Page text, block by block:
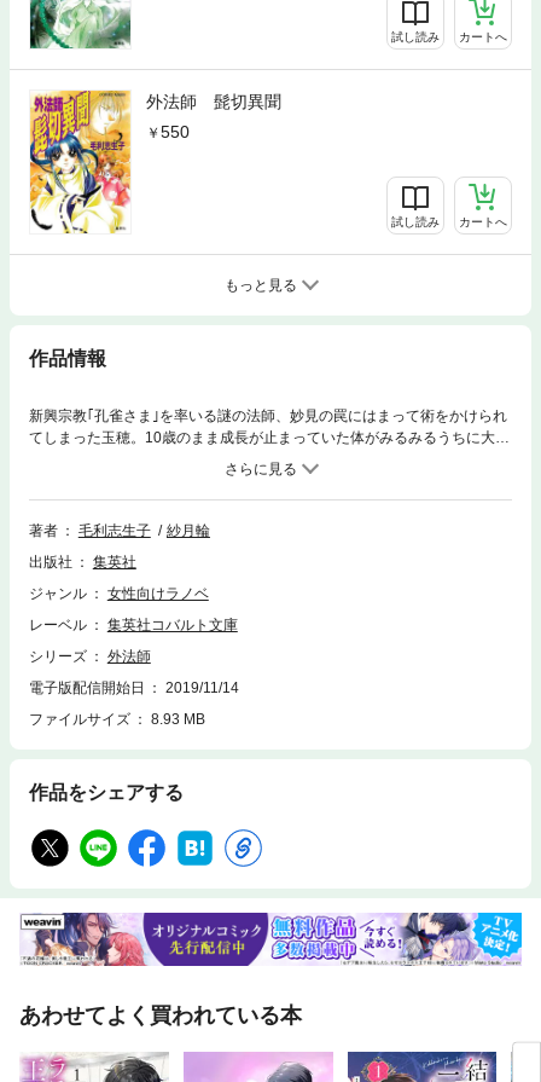
試し読み カートへ
外法師 髭切異聞
550
試し読み カートへ
もっと見る
作品情報
新興宗教｢孔雀さま｣を率いる謎の法師、妙見の罠にはまって術をかけられ
てしまった玉穂。10歳のまま成長が止まっていた体がみるみるうちに大き
くなって、二十歳前後にまでなり……。妙見の肥大した野望が、平安京の
滅亡と権力の掌握にあることを知った玉穂は、綺童丸とともに、彼の秘密
の鍵を握る播磨の白蓮院まで馬を飛ばすが……。外法師シリーズ、とうと
う怒涛の最終章へ突入!
著者 毛利志生子
紗月輪
出版社
集英社
ジャンル
女性向けラノベ
レーベル
集英社コバルト文庫
シリーズ
外法師
電子版配信開始日
2019/11/14
ファイルサイズ
8.93 MB
作品をシェアする
あわせてよく買われている本